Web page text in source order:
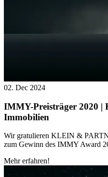
02. Dec 2024
IMMY-Preisträger 2020
Immobilien
Wir gratulieren KLEIN &
zum Gewinn des IMMY Award
Mehr erfahren!